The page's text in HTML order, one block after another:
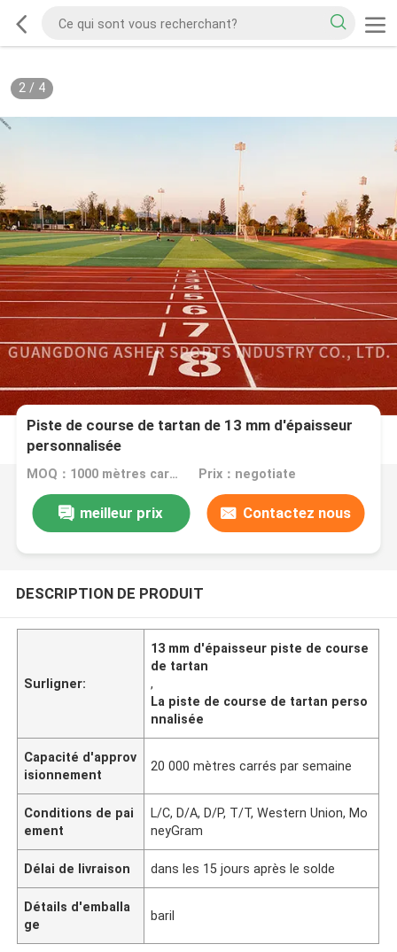
2/ 4
Piste de course de tartan de 13 mm d'épaisseur
personnalisée
MOQ：1000 mètres carrés Prix：negotiate
meilleur prix Contactez nous
DESCRIPTION DE PRODUIT
Surligner:
13 mm d'épaisseur piste de course
de tartan
,
La piste de course de tartan perso
nnalisée
Capacité d'approv
isionnement
20 000 mètres carrés par semaine
Conditions de pai
ement
L/C, D/A, D/P, T/T, Western Union, Mo
neyGram
Délai de livraison dans les 15 jours après le solde
Détails d'emballa
ge
baril